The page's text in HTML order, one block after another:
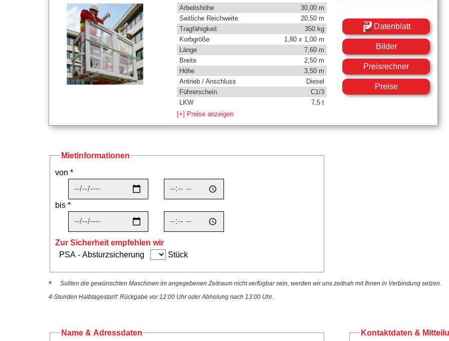
Arbeitshöhe
30,00 m
Seitliche Reichweite
20,50 m
Tragfähigkeit
350 kg
Korbgröße
1,80 x 1,00 m
Länge
7,60 m
Breite
2,50 m
Höhe
3,50 m
Antrieb / Anschluss
Diesel
Führerschein
C1/3
LKW
7,5 t
[+] Preise anzeigen
Datenblatt
Bilder
Preisrechner
Preise
Mietinformationen
von *
bis *
Zur Sicherheit empfehlen wir
PSA - Absturzsicherung
Stück
*
Sollten die gewünschten Maschinen im angegebenen Zeitraum nicht verfügbar sein, werden wir uns zeitnah mit Ihnen in Verbindung setzen.
4-Stunden Halbtagestarif: Rückgabe vor 12:00 Uhr oder Abholung nach 13:00 Uhr.
Name & Adressdaten
Kontaktdaten &